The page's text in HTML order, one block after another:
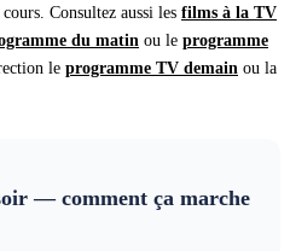
Consultez aussi les films à la TV
du matin ou le programme
le programme TV demain ou la
— comment ça marche